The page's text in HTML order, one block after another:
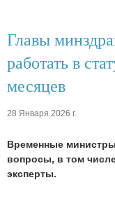
Главы
работать в
месяцев
28 Января 2026 г.
Временные
вопросы, в том
эксперты.